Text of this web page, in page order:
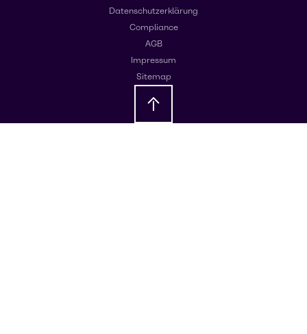
Datenschutzerklärung
Compliance
AGB
Impressum
Sitemap